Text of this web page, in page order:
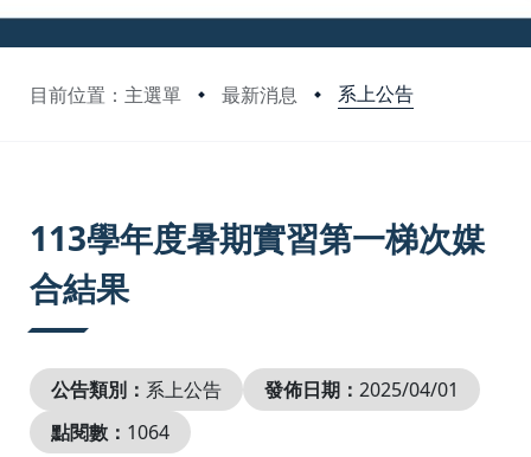
目前位置：主選單 最新消息 系上公告
113學年度暑期實習第一梯次媒
合結果
公告類別： 系上公告 發佈日期： 2025/04/01
點閱數： 1064